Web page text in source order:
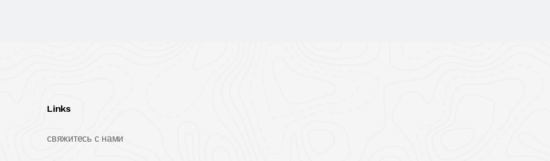
Links
свяжитесь с нами